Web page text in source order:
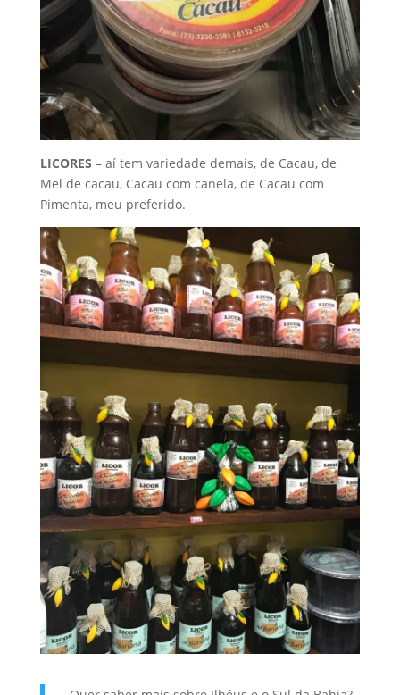
LICORES – aí tem variedade demais, de Cacau, de
Mel de cacau, Cacau com canela, de Cacau com
Pimenta, meu preferido.